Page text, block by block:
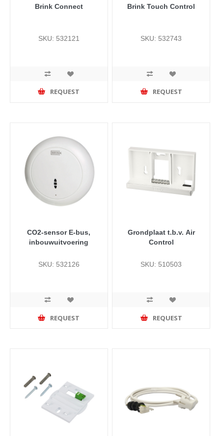
Brink Connect
SKU: 532121
REQUEST
Brink Touch Control
SKU: 532743
REQUEST
CO2-sensor E-bus,
inbouwuitvoering
SKU: 532126
REQUEST
Grondplaat t.b.v. Air
Control
SKU: 510503
REQUEST